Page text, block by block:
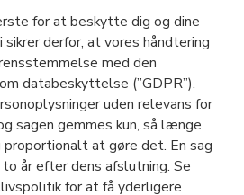
for at beskytte dig og dine
derfor, at vores håndtering
med den
databeskyttelse (”GDPR”).
uden relevans for
sagen gemmes kun, så længe
at gøre det. En sag
år efter dens afslutning. Se
for at få yderligere